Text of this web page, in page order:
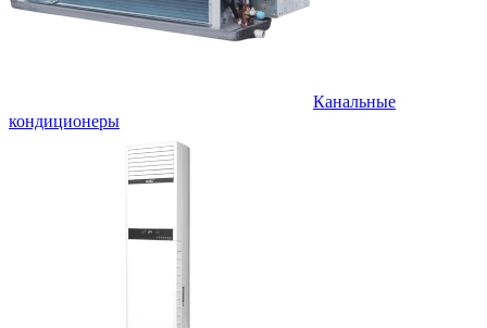
Канальные
кондиционеры